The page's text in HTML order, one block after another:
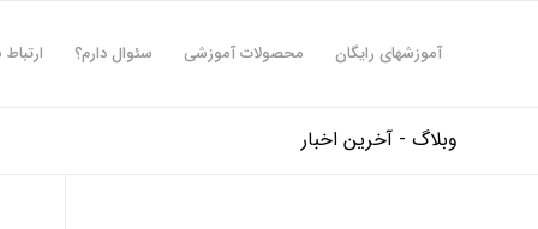
آموزشهای رایگان محصولات آموزشی سئوال دارم؟ ارتباط
وبلاگ - آخرین اخبار